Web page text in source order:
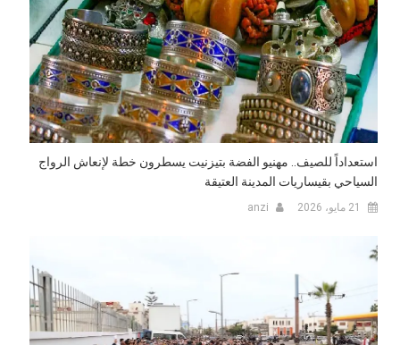
استعداداً للصيف.. مهنيو الفضة بتيزنيت يسطرون خطة لإنعاش الرواج
السياحي بقيساريات المدينة العتيقة
21 مايو، 2026 anzi